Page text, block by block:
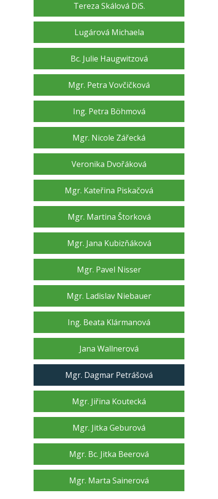
Tereza Skálová DiS.
Lugárová Michaela
Bc. Julie Haugwitzová
Mgr. Petra Vovčičková
Ing. Petra Böhmová
Mgr. Nicole Zářecká
Veronika Dvořáková
Mgr. Kateřina Piskačová
Mgr. Martina Štorková
Mgr. Jana Kubizňáková
Mgr. Pavel Nisser
Mgr. Ladislav Niebauer
Ing. Beata Klármanová
Jana Wallnerová
Mgr. Dagmar Petrášová
Mgr. Jiřina Koutecká
Mgr. Jitka Geburová
Mgr. Bc. Jitka Beerová
Mgr. Marta Sainerová